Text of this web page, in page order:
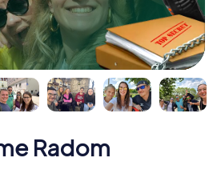
Radom